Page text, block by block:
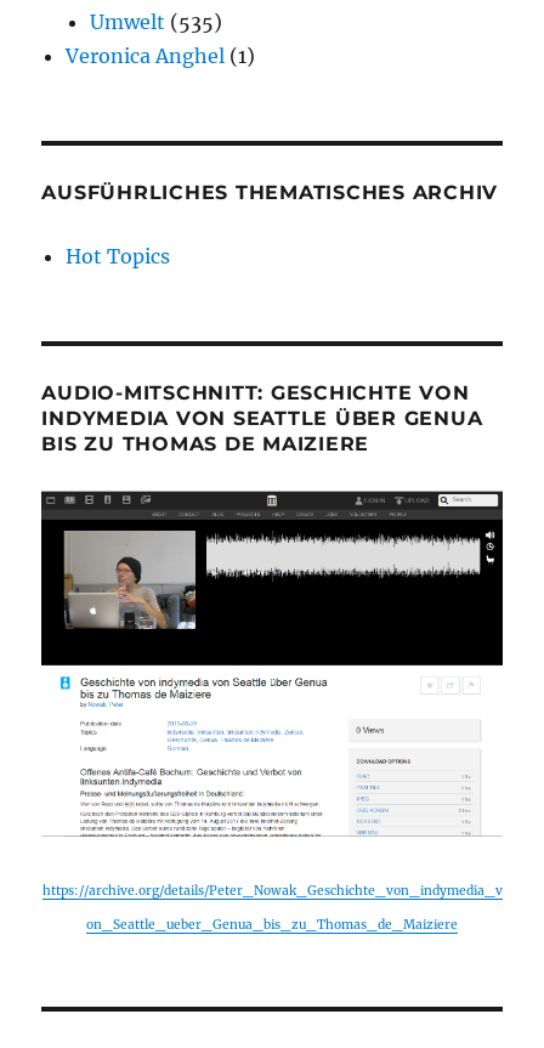
Umwelt (535)
Veronica Anghel (1)
AUSFÜHRLICHES THEMATISCHES ARCHIV
Hot Topics
AUDIO-MITSCHNITT: GESCHICHTE VON
INDYMEDIA VON SEATTLE ÜBER GENUA
BIS ZU THOMAS DE MAIZIERE
https://archive.org/details/Peter_Nowak_Geschichte_von_indymedia_v
on_Seattle_ueber_Genua_bis_zu_Thomas_de_Maiziere